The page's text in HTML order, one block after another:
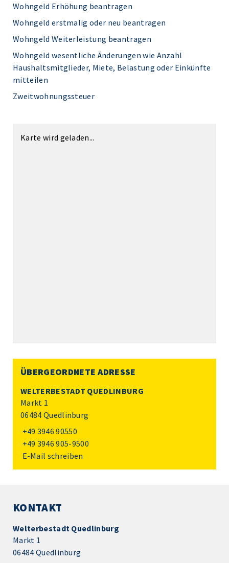
Wohngeld Erhöhung beantragen
Wohngeld erstmalig oder neu beantragen
Wohngeld Weiterleistung beantragen
Wohngeld wesentliche Änderungen wie Anzahl
Haushaltsmitglieder, Miete, Belastung oder Einkünfte
mitteilen
Zweitwohnungssteuer
Karte wird geladen...
ÜBERGEORDNETE ADRESSE
WELTERBESTADT QUEDLINBURG
Markt 1
06484 Quedlinburg
+49 3946 90550
+49 3946 905-9500
E-Mail schreiben
KONTAKT
Welterbestadt Quedlinburg
Markt 1
06484 Quedlinburg